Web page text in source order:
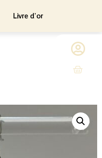
Livre d’or